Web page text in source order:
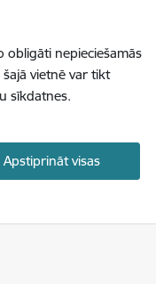
obligāti nepieciešamās
vietnē var tikt
sīkdatnes.
Apstiprināt visas